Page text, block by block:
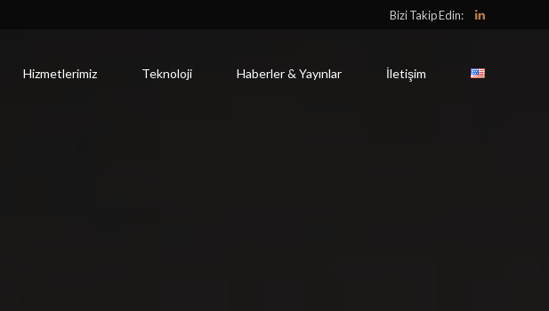
Bizi Takip Edin:
Hizmetlerimiz Teknoloji Haberler & Yayınlar İletişim